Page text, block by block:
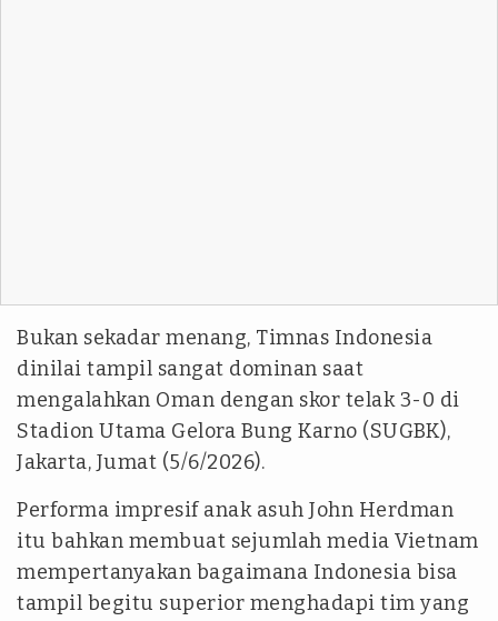
Bukan sekadar menang, Timnas Indonesia
dinilai tampil sangat dominan saat
mengalahkan Oman dengan skor telak 3-0 di
Stadion Utama Gelora Bung Karno (SUGBK),
Jakarta, Jumat (5/6/2026).
Performa impresif anak asuh John Herdman
itu bahkan membuat sejumlah media Vietnam
mempertanyakan bagaimana Indonesia bisa
tampil begitu superior menghadapi tim yang